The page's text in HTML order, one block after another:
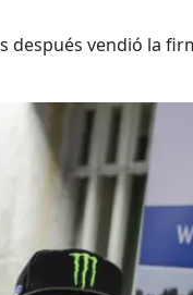
después vendió la